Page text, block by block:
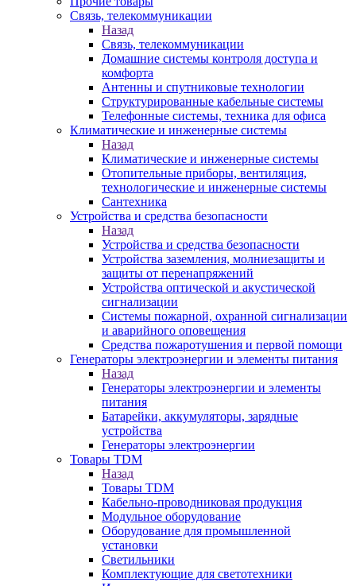
Связь, телекоммуникации
Назад
Связь, телекоммуникации
Домашние системы контроля доступа и
комфорта
Антенны и спутниковые технологии
Структурированные кабельные системы
Телефонные системы, техника для офиса
Климатические и инженерные системы
Назад
Климатические и инженерные системы
Отопительные приборы, вентиляция,
технологические и инженерные системы
Сантехника
Устройства и средства безопасности
Назад
Устройства и средства безопасности
Устройства заземления, молниезащиты и
защиты от перенапряжений
Устройства оптической и акустической
сигнализации
Системы пожарной, охранной сигнализации
и аварийного оповещения
Средства пожаротушения и первой помощи
Генераторы электроэнергии и элементы питания
Назад
Генераторы электроэнергии и элементы
питания
Батарейки, аккумуляторы, зарядные
устройства
Генераторы электроэнергии
Товары TDM
Назад
Товары TDM
Кабельно-проводниковая продукция
Модульное оборудование
Оборудование для промышленной
установки
Светильники
Комплектующие для светотехники